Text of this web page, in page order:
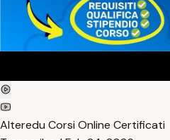
Alteredu Corsi Online Certificati